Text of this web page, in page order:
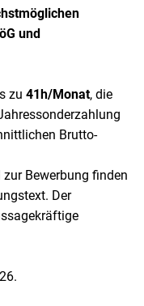
und
zu 41h/Monat, die
Brutto-
Bewerbung finden
Der